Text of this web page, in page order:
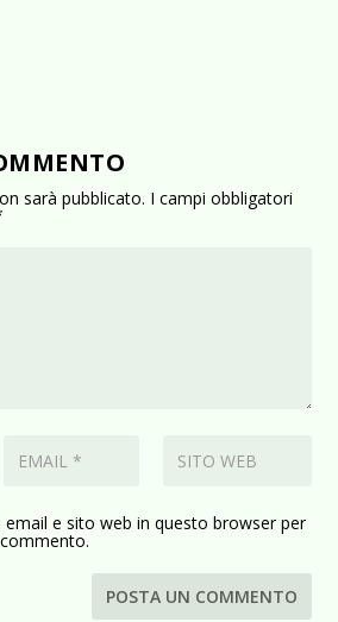
sarà pubblicato. I campi obbligatori
email e sito web in questo browser per